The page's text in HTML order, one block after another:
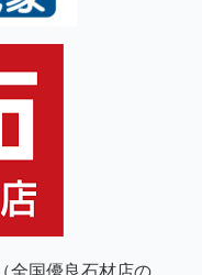
全国優良石材店の